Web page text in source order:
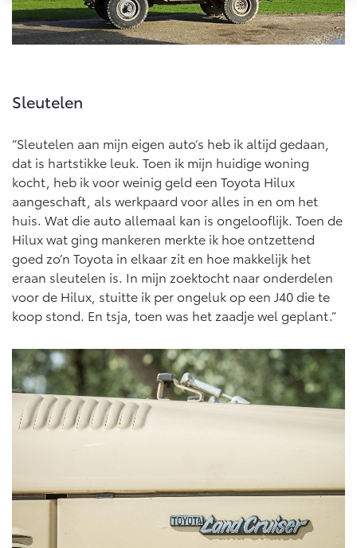
bZ4X
bZ4X Touring
Vanaf € 48.995,-
Mirai
WATERSTOF-ELEKTRISCH
Vanaf € 76.695,-
Proace City (excl. BTW)
OOK ALS BATTERIJ-
ELEKTRISCH
Vanaf € 27.945,-
Proace (excl. BTW)
OOK ALS BATTERIJ-
ELEKTRISCH
Vanaf € 37.500,- Vanaf € 55.950,-
Connected check
Navigatie updates
Sleutelen
“Sleutelen aan mijn eigen auto’s heb ik altijd gedaan,
dat is hartstikke leuk. Toen ik mijn huidige woning
kocht, heb ik voor weinig geld een Toyota Hilux
aangeschaft, als werkpaard voor alles in en om het
huis. Wat die auto allemaal kan is ongelooflijk. Toen de
Hilux wat ging mankeren merkte ik hoe ontzettend
goed zo’n Toyota in elkaar zit en hoe makkelijk het
eraan sleutelen is. In mijn zoektocht naar onderdelen
voor de Hilux, stuitte ik per ongeluk op een J40 die te
koop stond. En tsja, toen was het zaadje wel geplant.”